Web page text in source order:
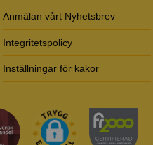
Anmälan vårt Nyhetsbrev
Integritetspolicy
Inställningar för kakor